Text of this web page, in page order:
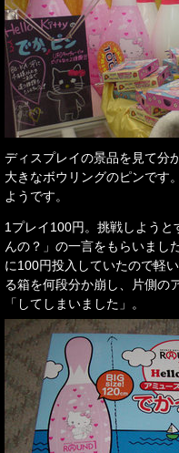
ディスプレイの景品を見て分
大きなボウリングのピンです
ようです。
1プレイ100円。挑戦しよう
んの？」の一言をもらいまし
に100円投入していたので軽
る箱を何段分か崩し、片側の
「してしまいました」。